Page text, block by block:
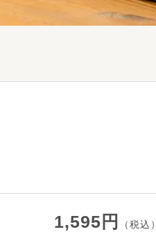
1,595円 （税込）